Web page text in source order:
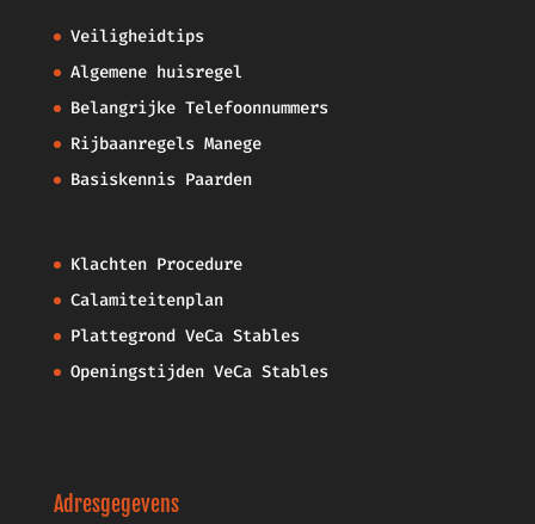
Veiligheidtips
Algemene huisregel
Belangrijke Telefoonnummers
Rijbaanregels Manege
Basiskennis Paarden
Klachten Procedure
Calamiteitenplan
Plattegrond VeCa Stables
Openingstijden VeCa Stables
Adresgegevens